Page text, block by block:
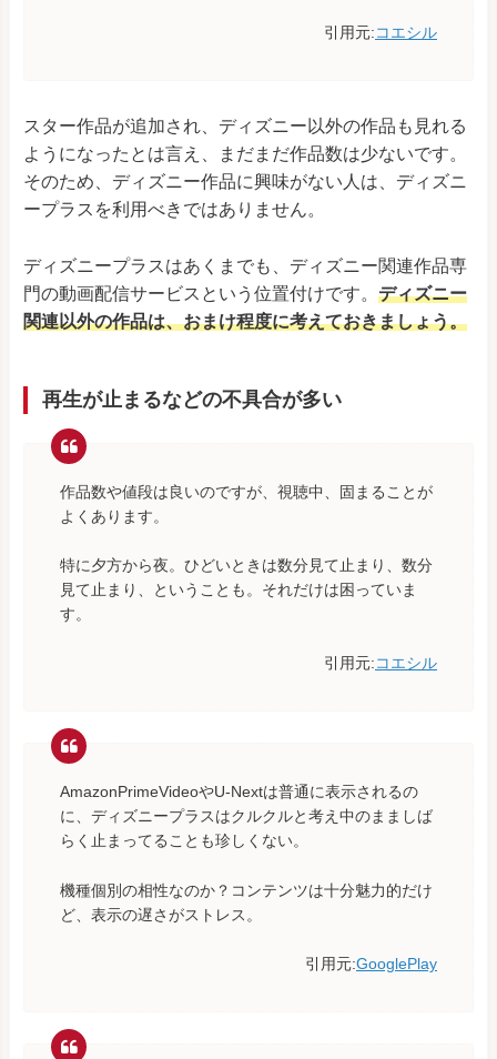
引用元:コエシル
スター作品が追加され、ディズニー以外の作品も見れる
ようになったとは言え、まだまだ作品数は少ないです。
そのため、ディズニー作品に興味がない人は、ディズニ
ープラスを利用べきではありません。
ディズニープラスはあくまでも、ディズニー関連作品専
門の動画配信サービスという位置付けです。 ディズニー
関連以外の作品は、おまけ程度に考えておきましょう。
再生が止まるなどの不具合が多い
作品数や値段は良いのですが、視聴中、固まることが
よくあります。
特に夕方から夜。ひどいときは数分見て止まり、数分
見て止まり、ということも。それだけは困っていま
す。
引用元:コエシル
AmazonPrimeVideoやU-Nextは普通に表示されるの
に、ディズニープラスはクルクルと考え中のまましば
らく止まってることも珍しくない。
機種個別の相性なのか？コンテンツは十分魅力的だけ
ど、表示の遅さがストレス。
引用元:GooglePlay